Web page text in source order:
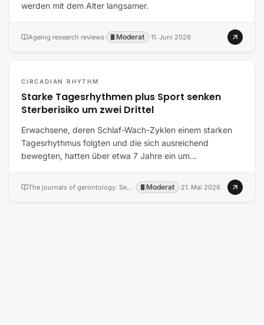
werden mit dem Alter langsamer.
Ageing research reviews· Moderat ·11. Juni 2026
CIRCADIAN RHYTHM
Starke Tagesrhythmen plus Sport senken
Sterberisiko um zwei Drittel
Erwachsene, deren Schlaf-Wach-Zyklen einem starken
Tagesrhythmus folgten und die sich ausreichend
bewegten, hatten über etwa 7 Jahre ein um…
The journals of gerontology. Series A, Biological sciences and medical sciences · Moderat ·21. Mai 2026